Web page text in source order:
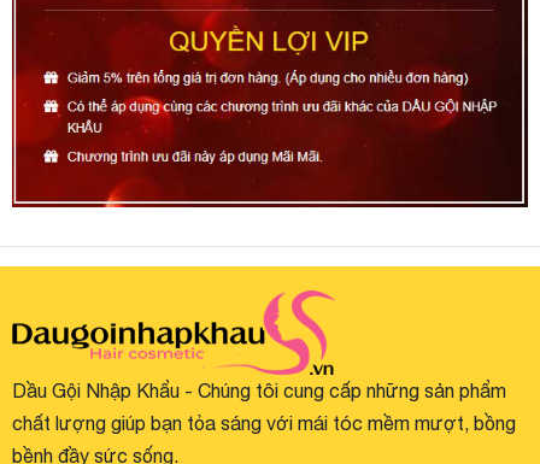
Dầu Gội Nhập Khẩu - Chúng tôi cung cấp những sản phẩm
chất lượng giúp bạn tỏa sáng với mái tóc mềm mượt, bồng
bềnh đầy sức sống.